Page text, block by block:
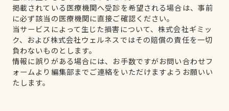
掲載されている医療機関へ受診を希望される場合は、事前
に必ず該当の医療機関に直接ご確認ください。
当サービスによって生じた損害について、株式会社ギミッ
ク、および株式会社ウェルネスではその賠償の責任を一切
負わないものとします。
情報に誤りがある場合には、お手数ですがお問い合わせフ
ォームより編集部までご連絡をいただけますようお願いい
たします。